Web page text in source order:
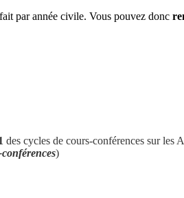
par année civile. Vous pouvez donc
des cycles de cours-conférences sur
)